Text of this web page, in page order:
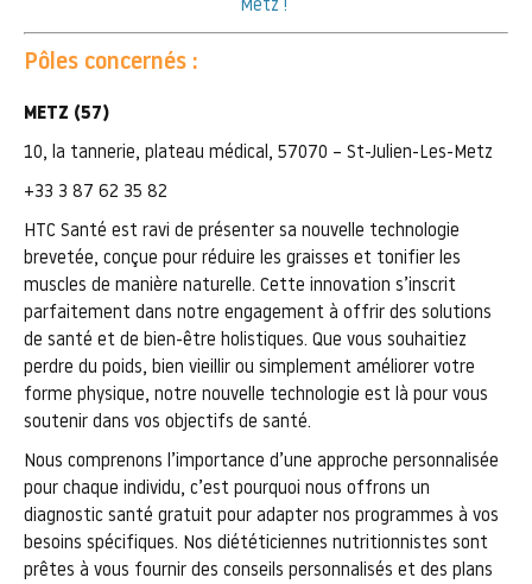
Metz !
Pôles concernés :
METZ (57)
10, la tannerie, plateau médical, 57070 – St-Julien-Les-Metz
+33 3 87 62 35 82
HTC Santé est ravi de présenter sa nouvelle technologie
brevetée, conçue pour réduire les graisses et tonifier les
muscles de manière naturelle. Cette innovation s’inscrit
parfaitement dans notre engagement à offrir des solutions
de santé et de bien-être holistiques. Que vous souhaitiez
perdre du poids, bien vieillir ou simplement améliorer votre
forme physique, notre nouvelle technologie est là pour vous
soutenir dans vos objectifs de santé.
Nous comprenons l’importance d’une approche personnalisée
pour chaque individu, c’est pourquoi nous offrons un
diagnostic santé gratuit pour adapter nos programmes à vos
besoins spécifiques. Nos diététiciennes nutritionnistes sont
prêtes à vous fournir des conseils personnalisés et des plans